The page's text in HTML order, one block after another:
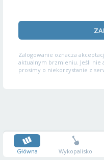
Zalogowanie oznacza
aktualnym brzmieniu. Jeśli nie
prosimy o niekorzystanie z
Główna Wykopalisko